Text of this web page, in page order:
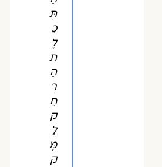
תְּ
כֵ
לֶ
ת
הַ
רְ
חֵ
ק
לַ
מָּ
ק